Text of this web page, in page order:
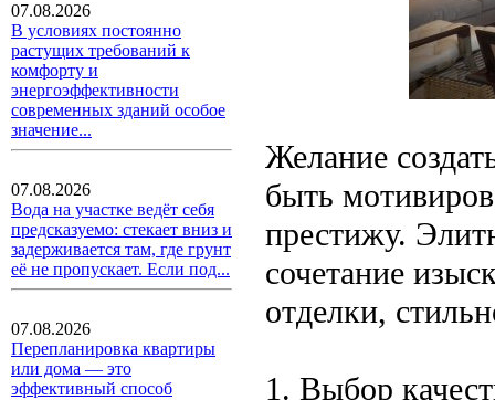
07.08.2026
В условиях постоянно
растущих требований к
комфорту и
энергоэффективности
современных зданий особое
значение...
07.08.2026
Вода на участке ведёт себя
предсказуемо: стекает вниз и
задерживается там, где грунт
её не пропускает. Если под...
07.08.2026
Перепланировка квартиры
или дома — это
эффективный способ
Желание
быть
престижу.
сочетание
отделки,
1. Выбор